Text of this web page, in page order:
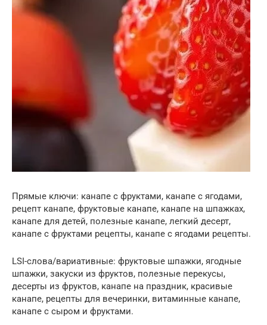
Прямые ключи: канапе с фруктами, канапе с ягодами,
рецепт канапе, фруктовые канапе, канапе на шпажках,
канапе для детей, полезные канапе, легкий десерт,
канапе с фруктами рецепты, канапе с ягодами рецепты.
LSI-слова/вариативные: фруктовые шпажки, ягодные
шпажки, закуски из фруктов, полезные перекусы,
десерты из фруктов, канапе на праздник, красивые
канапе, рецепты для вечеринки, витаминные канапе,
канапе с сыром и фруктами.